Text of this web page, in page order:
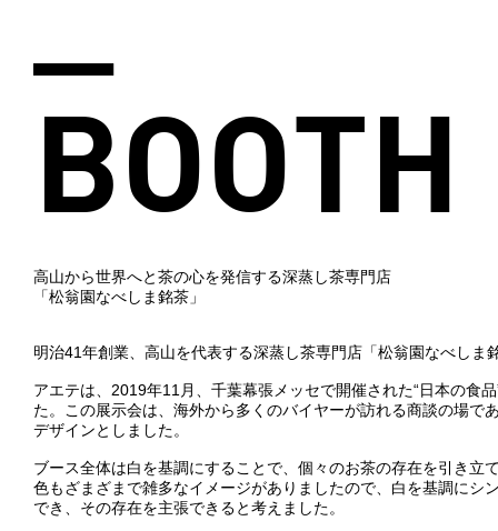
BOOTH
高山から世界へと茶の心を発信する深蒸し茶専門店
「松翁園なべしま銘茶」
明治41年創業、高山を代表する深蒸し茶専門店「松翁園なべしま
アエテは、2019年11月、千葉幕張メッセで開催された“日本の食
た。この展示会は、海外から多くのバイヤーが訪れる商談の場で
デザインとしました。
ブース全体は白を基調にすることで、個々のお茶の存在を引き立
色もざまざまで雑多なイメージがありましたので、白を基調にシ
でき、その存在を主張できると考えました。